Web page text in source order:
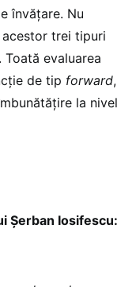
învățare. Nu
trei tipuri
evaluarea
de tip forward,
la nivel
Șerban Iosifescu: